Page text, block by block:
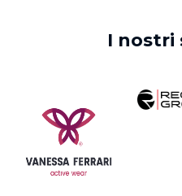
I nostri